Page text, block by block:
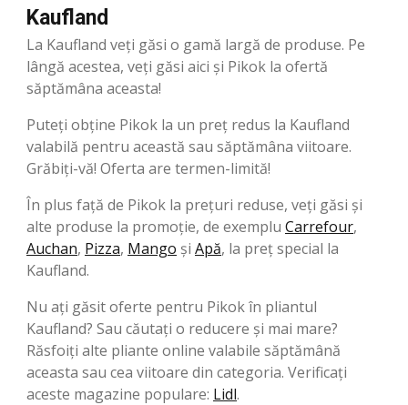
Kaufland
La Kaufland veți găsi o gamă largă de produse. Pe
lângă acestea, veți găsi aici și Pikok la ofertă
săptămâna aceasta!
Puteți obține Pikok la un preț redus la Kaufland
valabilă pentru această sau săptămâna viitoare.
Grăbiți-vă! Oferta are termen-limită!
În plus față de Pikok la prețuri reduse, veți găsi și
alte produse la promoție, de exemplu Carrefour,
Auchan, Pizza, Mango şi Apă, la preț special la
Kaufland.
Nu ați găsit oferte pentru Pikok în pliantul
Kaufland? Sau căutați o reducere și mai mare?
Răsfoiți alte pliante online valabile săptămână
aceasta sau cea viitoare din categoria. Verificați
aceste magazine populare: Lidl.